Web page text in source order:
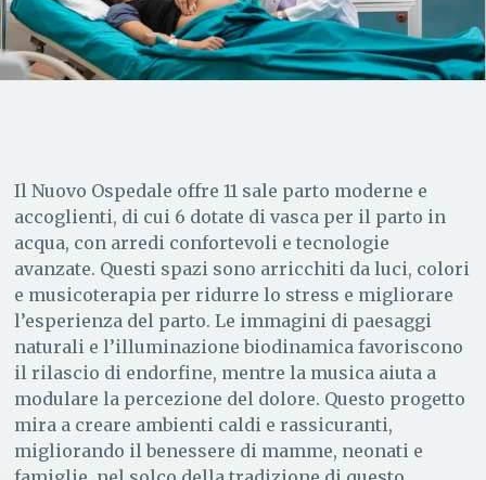
Il Nuovo Ospedale offre 11 sale parto moderne e
accoglienti, di cui 6 dotate di vasca per il parto in
acqua, con arredi confortevoli e tecnologie
avanzate. Questi spazi sono arricchiti da luci, colori
e musicoterapia per ridurre lo stress e migliorare
l’esperienza del parto. Le immagini di paesaggi
naturali e l’illuminazione biodinamica favoriscono
il rilascio di endorfine, mentre la musica aiuta a
modulare la percezione del dolore. Questo progetto
mira a creare ambienti caldi e rassicuranti,
migliorando il benessere di mamme, neonati e